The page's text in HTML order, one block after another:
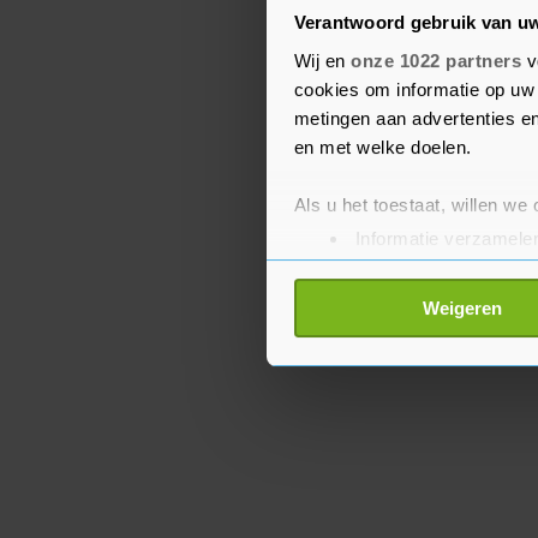
Verantwoord gebruik van
Wij en onze 1022 partners
cookies om informatie op
metingen aan advertenties
en met welke doelen.
Als u het toestaat, willen we
Informatie
Uw apparaat
Lees meer over hoe uw
toestemming op elk moment
Weigeren
locatie op het terrein
eind deze week leeg zijn.
"Het is de eeuwenoude
opvangplekken nodig",